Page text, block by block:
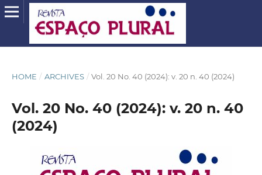
HOME / ARCHIVES / Vol. 20 No. 40 (2024): v. 20 n. 40 (2024)
Vol. 20 No. 40 (2024): v. 20 n. 40
(2024)